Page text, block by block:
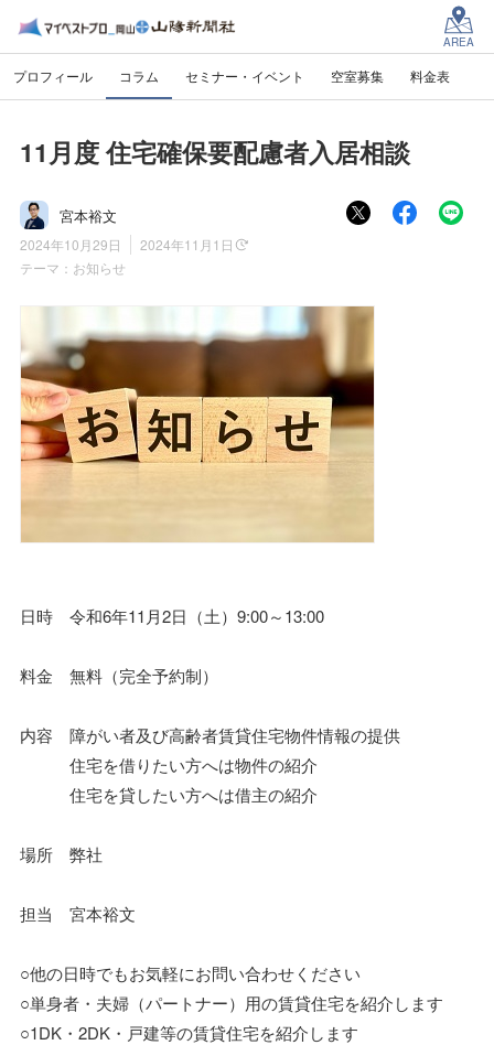
AREA
プロフィール コラム セミナー・イベント 空室募集 料金表
11月度 住宅確保要配慮者入居相談
宮本裕文
2024年10月29日
2024年11月1日
テーマ： お知らせ
日時 令和6年11月2日（土）9:00～13:00
料金 無料（完全予約制）
内容 障がい者及び高齢者賃貸住宅物件情報の提供
住宅を借りたい方へは物件の紹介
住宅を貸したい方へは借主の紹介
場所 弊社
担当 宮本裕文
○他の日時でもお気軽にお問い合わせください
○単身者・夫婦（パートナー）用の賃貸住宅を紹介します
○1DK・2DK・戸建等の賃貸住宅を紹介します